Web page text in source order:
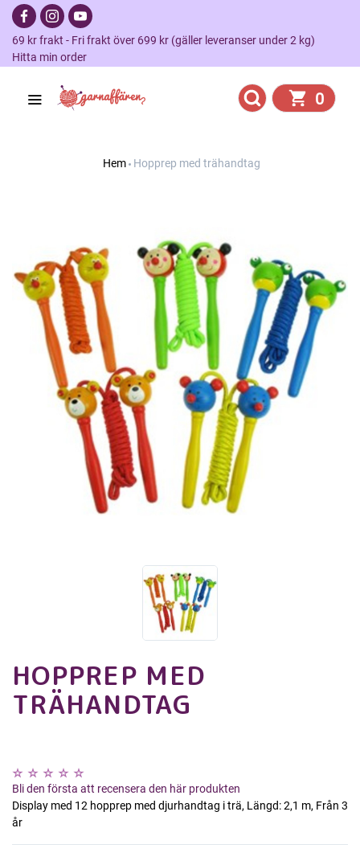
69 kr frakt - Fri frakt över 699 kr (gäller leveranser under 2 kg)
Hitta min order
0
Hem Hopprep med trähandtag
HOPPREP MED
TRÄHANDTAG
Bli den första att recensera den här produkten
Display med 12 hopprep med djurhandtag i trä, Längd: 2,1 m, Från 3
år